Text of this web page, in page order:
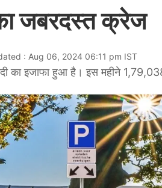
जबरदस्त क्रेज
: Aug 06, 2024 06:11 pm IST
का इजाफा हुआ है। इस महीने